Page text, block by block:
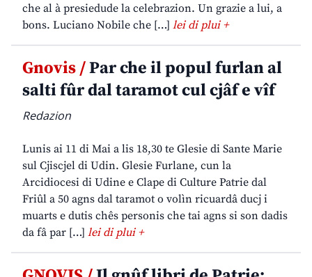
che al à presiedude la celebrazion. Un grazie a lui, a
bons. Luciano Nobile che […] lei di plui +
Gnovis /Par che il popul furlan al
salti fûr dal taramot cul cjâf e vîf
Redazion
Lunis ai 11 di Mai a lis 18,30 te Glesie di Sante Marie
sul Cjiscjel di Udin. Glesie Furlane, cun la
Arcidiocesi di Udine e Clape di Culture Patrie dal
Friûl a 50 agns dal taramot o volìn ricuardâ ducj i
muarts e dutis chês personis che tai agns si son dadis
da fâ par […] lei di plui +